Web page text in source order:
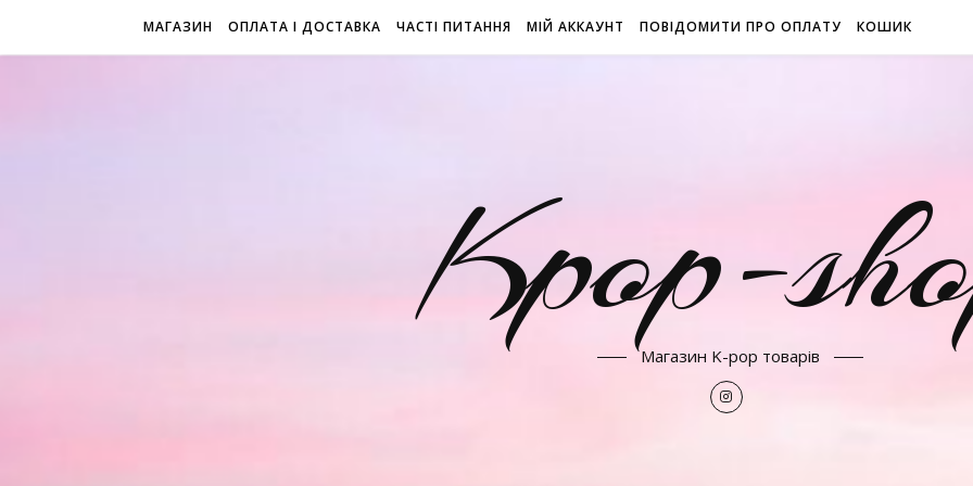
МАГАЗИН ОПЛАТА І ДОСТАВКА ЧАСТІ ПИТАННЯ МІЙ АККАУНТ ПОВІДОМИТИ ПРО ОПЛАТУ КОШИК
Kpop-
Магазин K-pop товарів